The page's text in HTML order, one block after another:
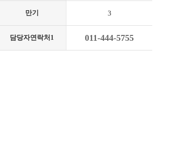
만기 3
담당자연락처1 011-444-5755